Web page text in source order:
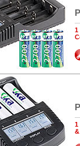
1
1